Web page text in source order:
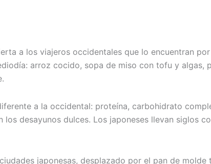
a los viajeros occidentales que lo encuentran
arroz cocido, sopa de miso con tofu y algas,
a la occidental: proteína, carbohidrato
desayunos dulces. Los japoneses llevan siglos
japonesas, desplazado por el pan de